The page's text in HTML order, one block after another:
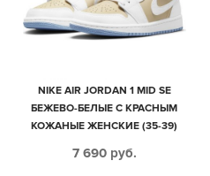
NIKE AIR JORDAN 1 MID SE
БЕЖЕВО-БЕЛЫЕ С КРАСНЫМ
КОЖАНЫЕ ЖЕНСКИЕ (35-39)
7 690 руб.